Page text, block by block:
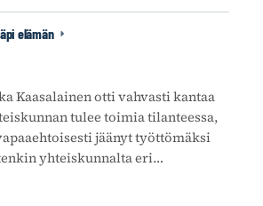
elämän
Kaasalainen otti vahvasti kantaa
tulee toimia tilanteessa,
jäänyt työttömäksi
yhteiskunnalta eri…